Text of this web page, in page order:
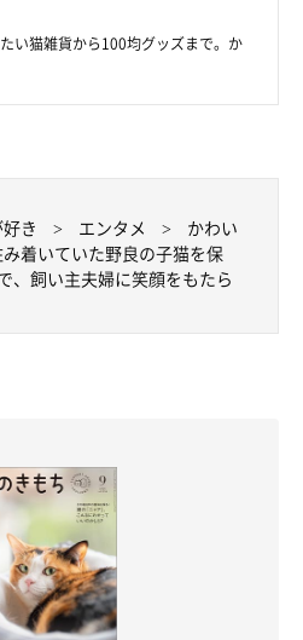
その可愛い姿を見る機会は減って
待ですね」
を振り返り、今思うこ
とは
い猫雑貨から100均グッズまで。か
き エンタメ
かわい
着いていた野良の子猫を保
飼い主夫婦に笑顔をもたら